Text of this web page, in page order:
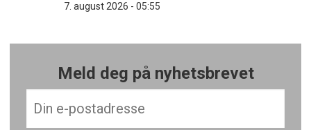
7. august 2026 - 05:55
Meld deg på nyhetsbrevet